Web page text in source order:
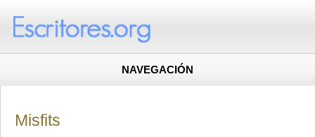
NAVEGACIÓN
Misfits